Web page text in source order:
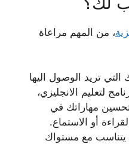
، من المهم مراعاة
تريد الوصول اليها
لتعليم الانجليزي،
مهاراتك في
أو الاستماع.
يتناسب مع مستواك